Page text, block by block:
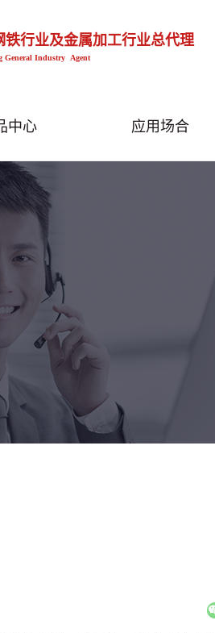
行业及金属加工行业总代理
General Industry Agent
中心 应用场合